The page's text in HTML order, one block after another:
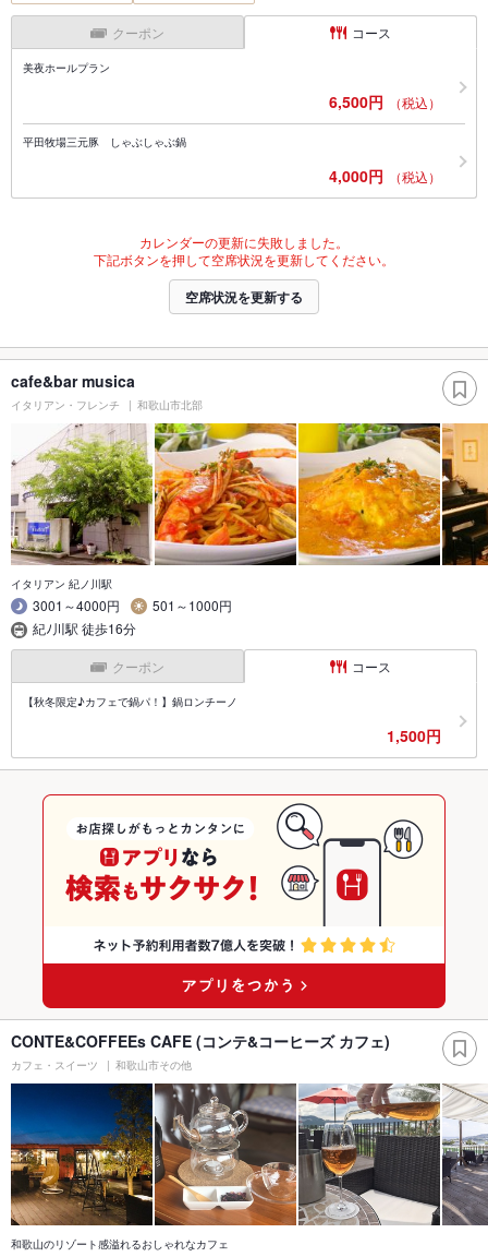
クーポン コース
美夜ホールプラン
6,500円 （税込）
平田牧場三元豚 しゃぶしゃぶ鍋
4,000円 （税込）
カレンダーの更新に失敗しました。
下記ボタンを押して空席状況を更新してください。
空席状況を更新する
cafe&bar musica
イタリアン・フレンチ 和歌山市北部
イタリアン 紀ノ川駅
3001～4000円
501～1000円
紀ﾉ川駅 徒歩16分
クーポン コース
【秋冬限定♪カフェで鍋パ！】鍋ロンチーノ
1,500円
CONTE&COFFEEs CAFE (コンテ&コーヒーズ カフェ)
カフェ・スイーツ 和歌山市その他
和歌山のリゾート感溢れるおしゃれなカフェ